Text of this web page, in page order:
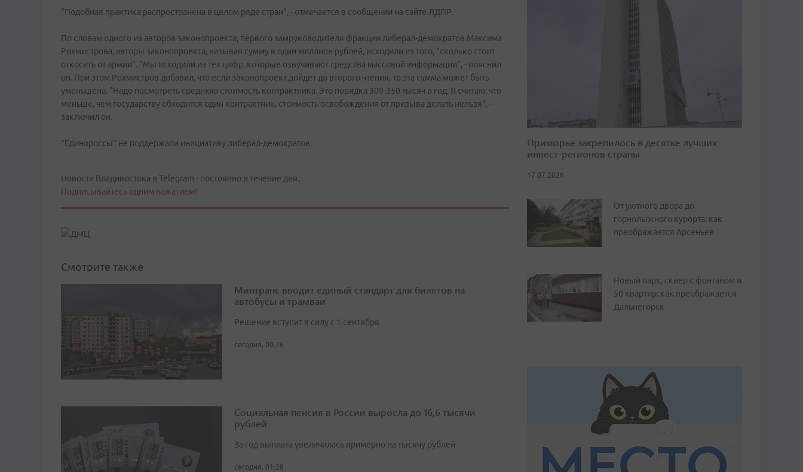
"Подобная практика распространена в целом ряде стран", - отмечается в сообщении на сайте ЛДПР.
По словам одного из авторов законопроекта, первого замруководителя фракции либерал-демократов Максима
Рохмистрова, авторы законопроекта, называя сумму в один миллион рублей, исходили из того, "сколько стоит
откосить от армии". "Мы исходили из тех цифр, которые озвучивают средства массовой информации", - пояснил
он. При этом Рохмистров добавил, что если законопроект дойдет до второго чтения, то эта сумма может быть
уменьшена. "Надо посмотреть среднюю стоимость контрактника. Это порядка 300-350 тысяч в год. Я считаю, что
меньше, чем государству обходится один контрактник, стоимость освобождения от призыва делать нельзя", -
заключил он.
"Единороссы" не поддержали инициативу либерал-демократов.
Новости Владивостока в Telegram - постоянно в течение дня.
Подписывайтесь одним нажатием!
Смотрите также
Минтранс вводит единый стандарт для билетов на
автобусы и трамваи
Решение вступит в силу с 1 сентября
сегодня, 00:26
Социальная пенсия в России выросла до 16,6 тысячи
рублей
За год выплата увеличилась примерно на тысячу рублей
сегодня, 01:28
Приморье закрепилось в десятке лучших
инвест-регионов страны
17.07.2026
От уютного двора до
горнолыжного курорта: как
преображается Арсеньев
Новый парк, сквер с фонтаном и
50 квартир: как преображается
Дальнегорск